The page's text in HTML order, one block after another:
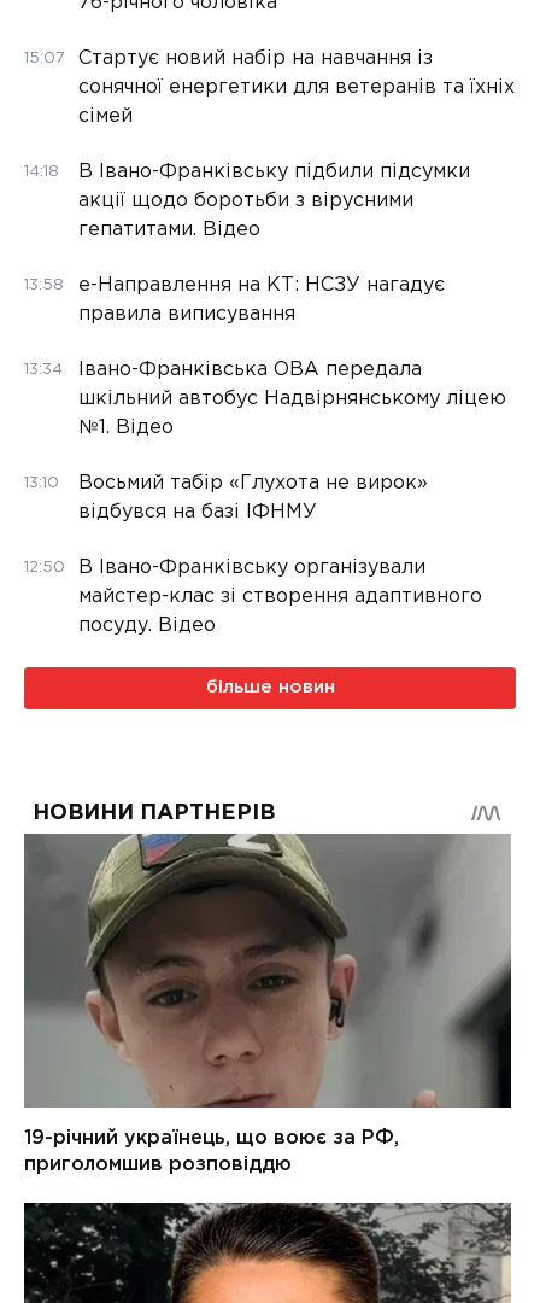
15:07
Стартує новий набір на навчання із
сонячної енергетики для ветеранів та їхніх
сімей
14:18
В Івано-Франківську підбили підсумки
акції щодо боротьби з вірусними
гепатитами. Відео
13:58
е-Направлення на КТ: НСЗУ нагадує
правила виписування
13:34
Івано-Франківська ОВА передала
шкільний автобус Надвірнянському ліцею
№1. Відео
13:10
Восьмий табір «Глухота не вирок»
відбувся на базі ІФНМУ
12:50
В Івано-Франківську організували
майстер-клас зі створення адаптивного
посуду. Відео
більше новин